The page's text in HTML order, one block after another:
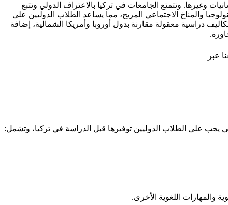
وغيرها. وتتمتع الجامعات في تركيا بالاعتراف الدولي وتتبع
والمناخ الاجتماعي المريح، مما يساعد الطلاب الدوليين على
دراسية معقولة مقارنة بدول أوروبا وأمريكا الشمالية، إضافة
عبر
على الطلاب الدوليين توفيرها قبل الدراسة في تركيا، وتشمل:
اللغوية الأخرى.